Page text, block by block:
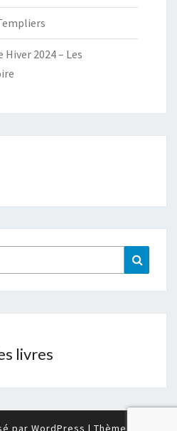
2024 – Les
livres
par WordPress | Thème :